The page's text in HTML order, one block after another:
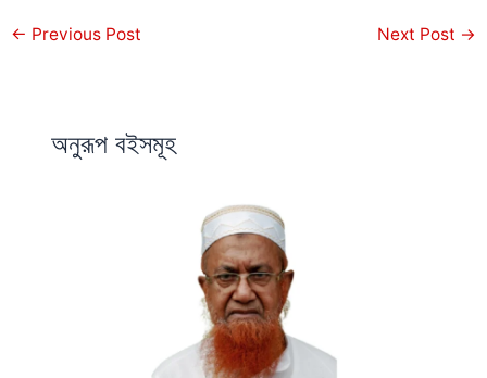
← Previous Post Next Post →
অনুরূপ বইসমূহ